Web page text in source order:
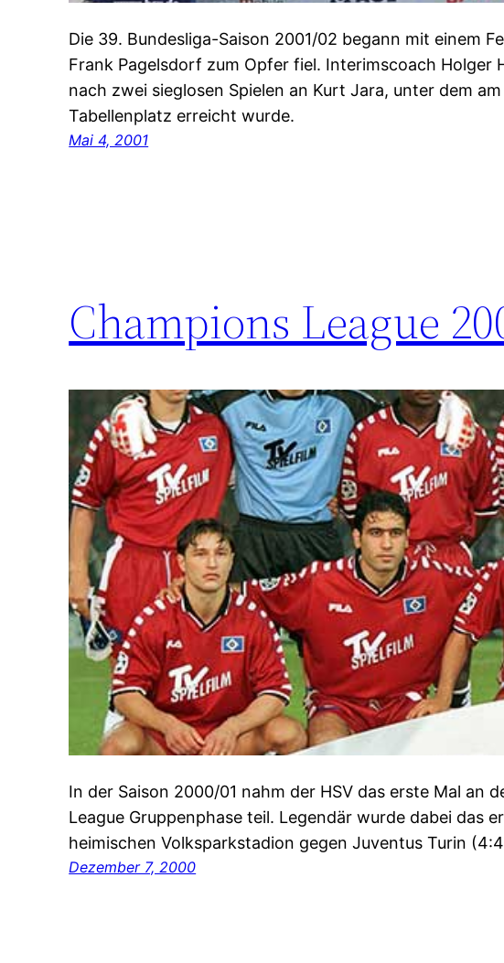
Die 39. Bundesliga-Saison 2001/02 begann mit einem
Frank Pagelsdorf zum Opfer fiel. Interimscoach Holger
nach zwei sieglosen Spielen an Kurt Jara, unter dem am
Tabellenplatz erreicht wurde.
Mai 4, 2001
Champions League
In der Saison 2000/01 nahm der HSV das erste Mal an
League Gruppenphase teil. Legendär wurde dabei das
heimischen Volksparkstadion gegen Juventus Turin
Dezember 7, 2000